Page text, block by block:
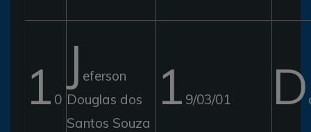
1 0
J eferson
Douglas dos
Santos Souza
1 9/03/01 D